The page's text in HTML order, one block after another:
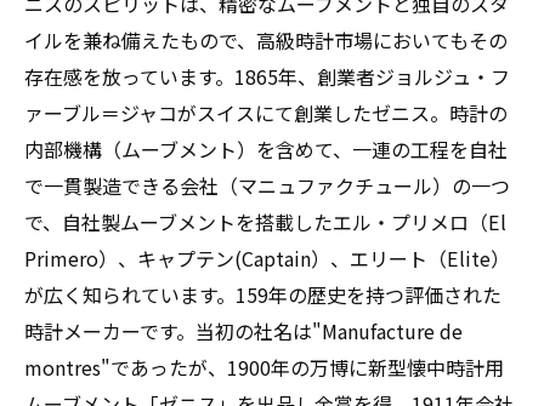
イルを兼ね備えたもので、高級時計市場においてもその
存在感を放っています。1865年、創業者ジョルジュ・フ
ァーブル＝ジャコがスイスにて創業したゼニス。時計の
内部機構（ムーブメント）を含めて、一連の工程を自社
で一貫製造できる会社（マニュファクチュール）の一つ
で、自社製ムーブメントを搭載したエル・プリメロ（El
Primero）、キャプテン(Captain）、エリート（Elite）
が広く知られています。159年の歴史を持つ評価された
時計メーカーです。当初の社名は"Manufacture de
montres"であったが、1900年の万博に新型懐中時計用